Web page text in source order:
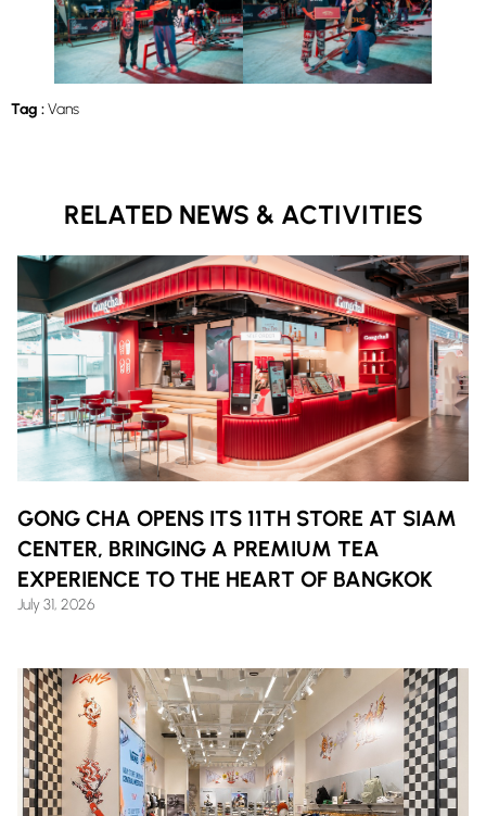
Tag :Vans
RELATED NEWS & ACTIVITIES
GONG CHA OPENS ITS 11TH STORE AT SIAM
CENTER, BRINGING A PREMIUM TEA
EXPERIENCE TO THE HEART OF BANGKOK
July 31, 2026